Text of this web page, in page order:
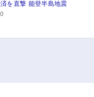
を直撃 能登半島地震